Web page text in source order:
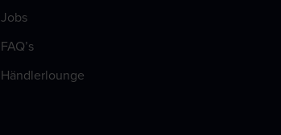
Jobs
FAQ’s
Händlerlounge